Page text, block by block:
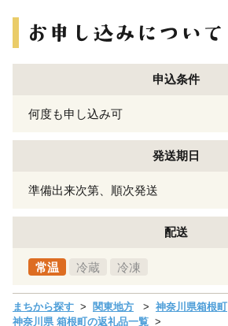
申込条件
何度も申し込み可
発送期日
準備出来次第、順次発送
配送
常温 冷蔵 冷凍
まちから探す 関東地方
神奈川県箱根町
神奈川県 箱根町の返礼品一覧